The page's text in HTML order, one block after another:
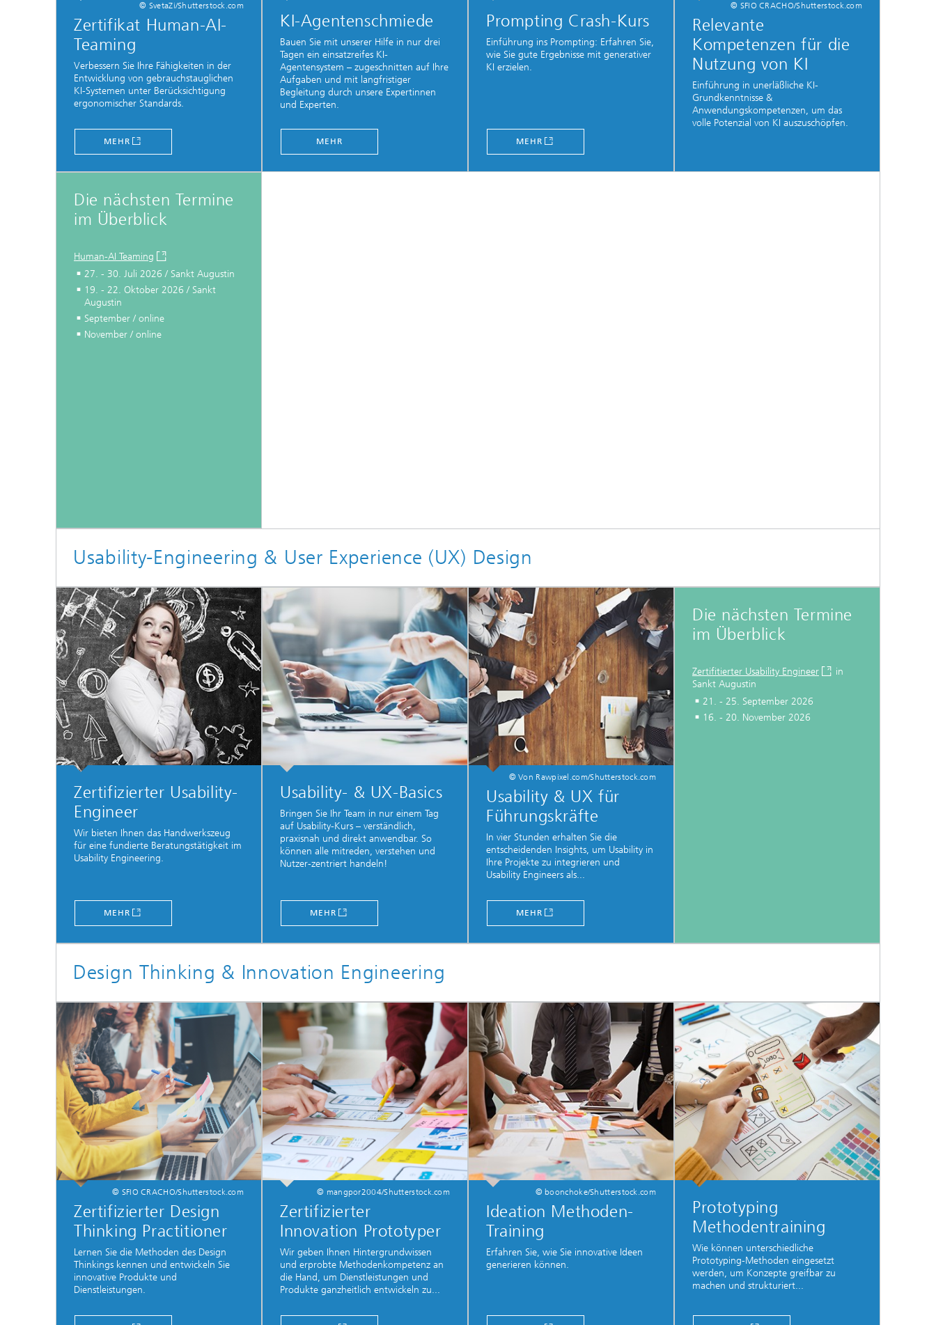
© SvetaZi/Shutterstock.com
Zertifikat Human-AI-
Teaming
Verbessern Sie Ihre Fähigkeiten in der
Entwicklung von gebrauchstauglichen
KI-Systemen unter Berücksichtigung
ergonomischer Standards.
MEHR
KI-Agentenschmiede
Bauen Sie mit unserer Hilfe in nur drei
Tagen ein einsatzreifes KI-
Agentensystem – zugeschnitten auf Ihre
Aufgaben und mit langfristiger
Begleitung durch unsere Expertinnen
und Experten.
MEHR
Prompting Crash-Kurs
Einführung ins Prompting: Erfahren Sie,
wie Sie gute Ergebnisse mit generativer
KI erzielen.
MEHR
© SFIO CRACHO/Shutterstock.com
Relevante
Kompetenzen für die
Nutzung von KI
Einführung in unerläßliche KI-
Grundkenntnisse &
Anwendungskompetenzen, um das
volle Potenzial von KI auszuschöpfen.
Die nächsten Termine
im Überblick
Human-AI Teaming
27. - 30. Juli 2026 / Sankt Augustin
19. - 22. Oktober 2026 / Sankt
Augustin
September / online
November / online
Usability-Engineering & User Experience (UX) Design
Zertifizierter Usability-
Engineer
Wir bieten Ihnen das Handwerkszeug
für eine fundierte Beratungstätigkeit im
Usability Engineering.
MEHR
Usability- & UX-Basics
Bringen Sie Ihr Team in nur einem Tag
auf Usability-Kurs – verständlich,
praxisnah und direkt anwendbar. So
können alle mitreden, verstehen und
Nutzer-zentriert handeln!
MEHR
© Von Rawpixel.com/Shutterstock.com
Usability & UX für
Führungskräfte
In vier Stunden erhalten Sie die
entscheidenden Insights, um Usability in
Ihre Projekte zu integrieren und
Usability Engineers als...
MEHR
Die nächsten Termine
im Überblick
Zertifitierter Usability Engineer
in
Sankt Augustin
21. - 25. September 2026
16. - 20. November 2026
Design Thinking & Innovation Engineering
© SFIO CRACHO/Shutterstock.com
Zertifizierter Design
Thinking Practitioner
Lernen Sie die Methoden des Design
Thinkings kennen und entwickeln Sie
innovative Produkte und
Dienstleistungen.
© mangpor2004/Shutterstock.com
Zertifizierter
Innovation Prototyper
Wir geben Ihnen Hintergrundwissen
und erprobte Methodenkompetenz an
die Hand, um Dienstleistungen und
Produkte ganzheitlich entwickeln zu...
© boonchoke/Shutterstock.com
Ideation Methoden-
Training
Erfahren Sie, wie Sie innovative Ideen
generieren können.
Prototyping
Methodentraining
Wie können unterschiedliche
Prototyping-Methoden eingesetzt
werden, um Konzepte greifbar zu
machen und strukturiert...